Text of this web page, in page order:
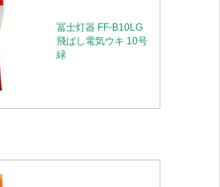
冨士灯器 FF-B10LG
飛ばし電気ウキ 10号
緑